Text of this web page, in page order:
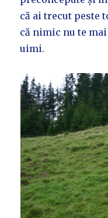
că ai trecut peste
că nimic nu te
uimi.